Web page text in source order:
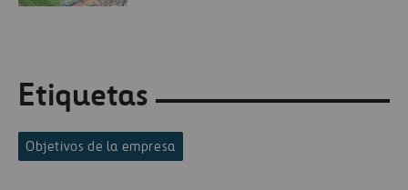
Etiquetas
Objetivos de la empresa